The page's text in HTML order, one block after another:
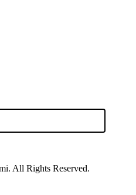
All Rights Reserved.